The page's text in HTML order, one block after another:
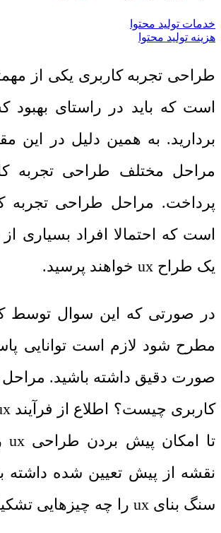
خدمات تولید محتوا
هزینه تولید محتوا
طراحی تجربه کاربری یکی از
است که باید در راستای بهبود
بردارید. به همین دلیل در این
مراحل مختلف طراحی تجربه
پرداخت. مراحل طراحی تجربه
است که احتمالا افراد بسیاری
یک طراح ux خواهند پرسید.
در صورتی که این سوال توسط
مطرح شود لازم است توانایی
صورت دقیق داشته باشید.
کاربری چیست؟ اطلاع از فرآیند
تا امکان پیش بردن طراحیux
نقشه از پیش تعیین شده داشته
سنگ بنای ux را چه چیزهایی